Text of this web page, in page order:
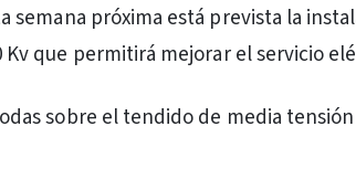
semana próxima está prevista la
que permitirá mejorar el servicio
sobre el tendido de media tensión